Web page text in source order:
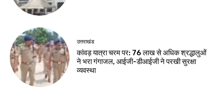
उत्तराखंड
कांवड़ यात्रा चरम पर: 76 लाख से अधिक श्रद्धालुओं
ने भरा गंगाजल, आईजी-डीआईजी ने परखी सुरक्षा
व्यवस्था